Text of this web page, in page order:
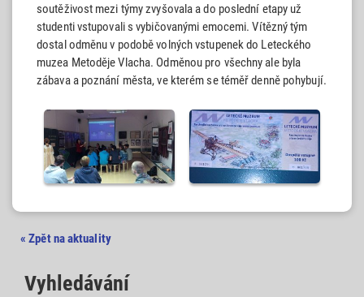
soutěživost mezi týmy zvyšovala a do poslední etapy už
studenti vstupovali s vybičovanými emocemi. Vítězný tým
dostal odměnu v podobě volných vstupenek do Leteckého
muzea Metoděje Vlacha. Odměnou pro všechny ale byla
zábava a poznání města, ve kterém se téměř denně pohybují.
« Zpět na aktuality
Vyhledávání